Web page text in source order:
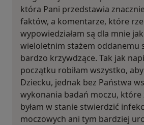
która Pani przedstawia
faktów, a komentarze, które
wypowiedziałam są dla mnie
wieloletnim stażem oddanemu
bardzo krzywdzące. Tak jak
początku robiłam wszystko,
Dziecku, jednak bez Państwa
wykonania badań moczu, które
byłam w stanie stwierdzić
moczowych ani tym bardziej